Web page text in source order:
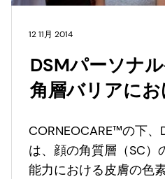
12 11月 2014
DSMパーソナ
角層バリアに
知見により、
性を探求し続
CORNEOCARE™の下
は、顔の角質層（SC）
能力における皮膚の色